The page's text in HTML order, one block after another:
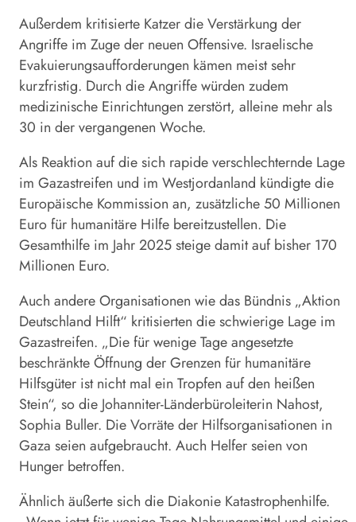
Außerdem kritisierte Katzer die Verstärkung der
Angriffe im Zuge der neuen Offensive. Israelische
Evakuierungsaufforderungen kämen meist sehr
kurzfristig. Durch die Angriffe würden zudem
medizinische Einrichtungen zerstört, alleine mehr als
30 in der vergangenen Woche.
Als Reaktion auf die sich rapide verschlechternde Lage
im Gazastreifen und im Westjordanland kündigte die
Europäische Kommission an, zusätzliche 50 Millionen
Euro für humanitäre Hilfe bereitzustellen. Die
Gesamthilfe im Jahr 2025 steige damit auf bisher 170
Millionen Euro.
Auch andere Organisationen wie das Bündnis „Aktion
Deutschland Hilft“ kritisierten die schwierige Lage im
Gazastreifen. „Die für wenige Tage angesetzte
beschränkte Öffnung der Grenzen für humanitäre
Hilfsgüter ist nicht mal ein Tropfen auf den heißen
Stein“, so die Johanniter-Länderbüroleiterin Nahost,
Sophia Buller. Die Vorräte der Hilfsorganisationen in
Gaza seien aufgebraucht. Auch Helferseien von
Hunger betroffen.
Ähnlich äußerte sich die Diakonie Katastrophenhilfe.